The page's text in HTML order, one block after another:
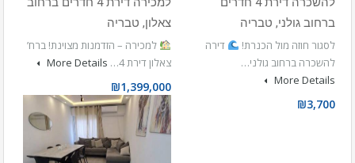
ברחוב גולני, טבריה
לסגור חוזה מול הכנרת!
דירה
להשכרה ברחוב גולני…
More Details
₪3,700
צאלון, טבריה
למכירה – הזדמנות מצוינת! ברח’
צאלון דירת 4…
More Details
₪1,399,000